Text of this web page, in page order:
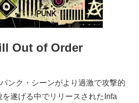
Out of Order
ンク・シーンがより過激で攻撃的
遂げる中でリリースされたInfa